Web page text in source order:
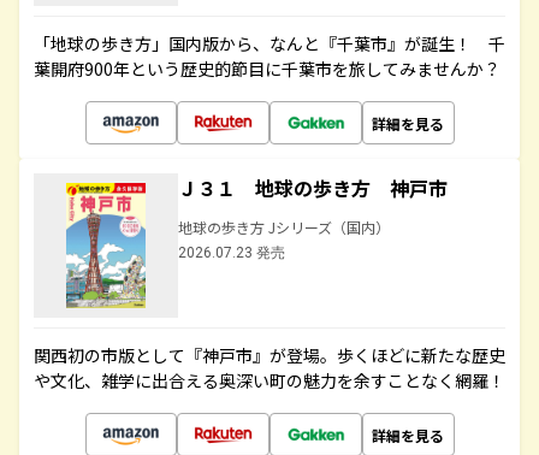
「地球の歩き方」国内版から、なんと『千葉市』が誕生！ 千
葉開府900年という歴史的節目に千葉市を旅してみませんか？
詳細を見る
Ｊ３１ 地球の歩き方 神戸市
地球の歩き方 Jシリーズ（国内）
2026.07.23 発売
関西初の市版として『神戸市』が登場。歩くほどに新たな歴史
や文化、雑学に出合える奥深い町の魅力を余すことなく網羅！
詳細を見る